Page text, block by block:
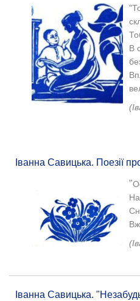
В
(
Іванна Савицька. Поезії
"
На
Іванна Савицька.